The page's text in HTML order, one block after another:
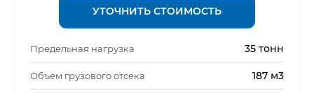
УТОЧНИТЬ СТОИМОСТЬ
Предельная нагрузка 35 тонн
Объем грузового отсека 187 м3